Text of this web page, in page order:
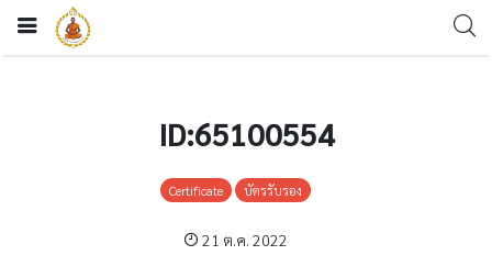
ID:65100554
Certificate บัตรรับรอง
21 ต.ค. 2022